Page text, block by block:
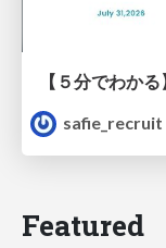
safie_recruit
Featured